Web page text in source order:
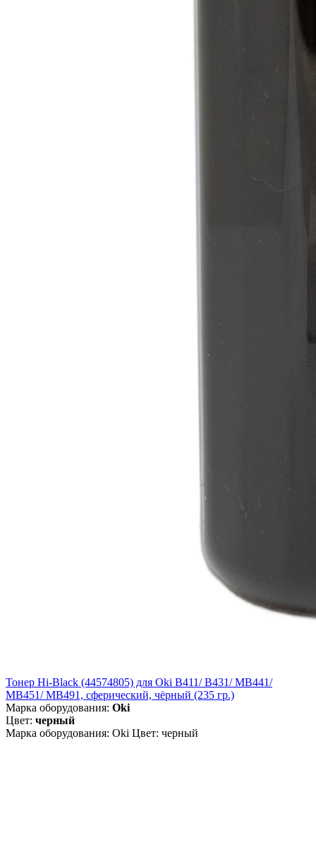
Тонер Hi-Black (44574805) для Oki B411/ B431/ MB441/
MB451/ MB491, сферический, чёрный (235 гр.)
Марка оборудования: Oki
Цвет: черный
Марка оборудования: Oki Цвет: черный